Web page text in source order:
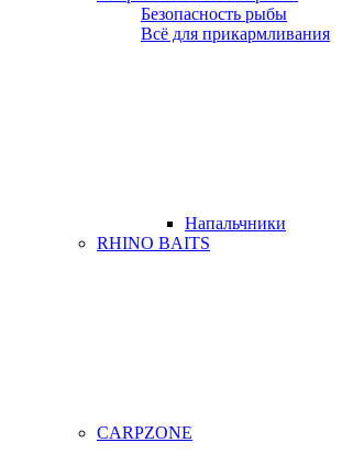
Безопасность рыбы
Всё для прикармливания
Напальчники
RHINO BAITS
CARPZONE